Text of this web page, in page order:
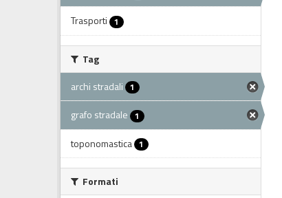
Trasporti 1
Tag
archi stradali 1
grafo stradale 1
toponomastica 1
Formati